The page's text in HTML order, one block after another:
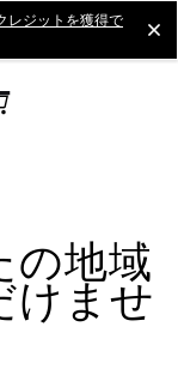
レジットを獲得で
の地域
けませ